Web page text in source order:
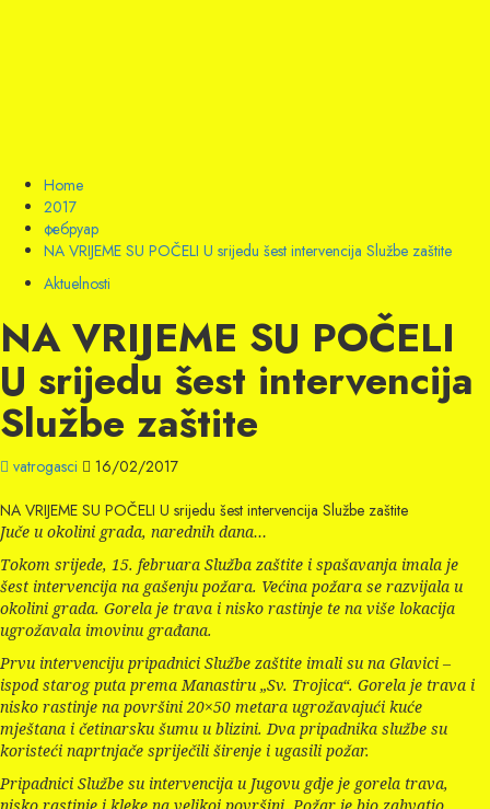
Home
2017
фебруар
NA VRIJEME SU POČELI U srijedu šest intervencija Službe zaštite
Aktuelnosti
NA VRIJEME SU POČELI
U srijedu šest intervencija
Službe zaštite
vatrogasci
16/02/2017
NA VRIJEME SU POČELI U srijedu šest intervencija Službe zaštite
Juče u okolini grada, narednih dana…
Tokom srijede, 15. februara Služba zaštite i spašavanja imala je
šest intervencija na gašenju požara. Većina požara se razvijala u
okolini grada. Gorela je trava i nisko rastinje te na više lokacija
ugrožavala imovinu građana.
Prvu intervenciju pripadnici Službe zaštite imali su na Glavici –
ispod starog puta prema Manastiru „Sv. Trojica“. Gorela je trava i
nisko rastinje na površini 20×50 metara ugrožavajući kuće
mještana i četinarsku šumu u blizini. Dva pripadnika službe su
koristeći naprtnjače spriječili širenje i ugasili požar.
Pripadnici Službe su intervencija u Jugovu gdje je gorela trava,